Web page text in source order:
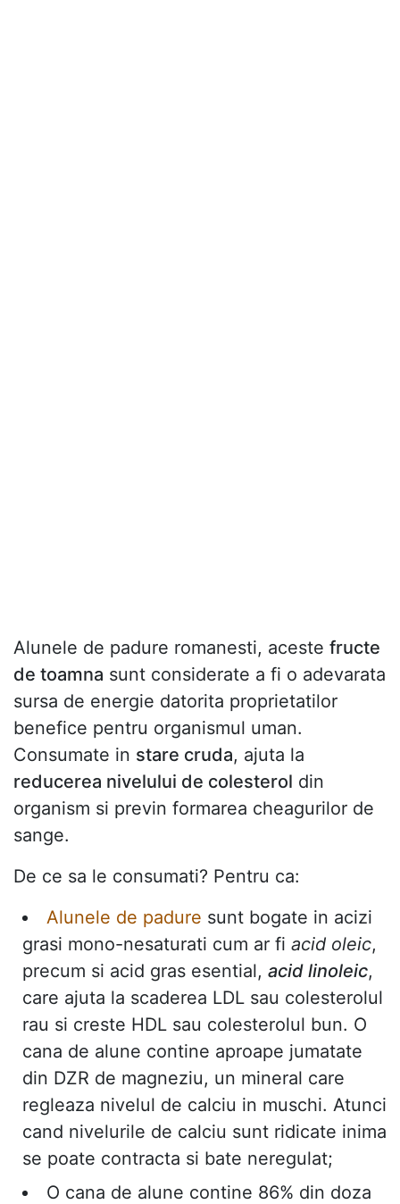
Alunele de padure romanesti, aceste fructe
de toamna sunt considerate a fi o adevarata
sursa de energie datorita proprietatilor
benefice pentru organismul uman.
Consumate in stare cruda, ajuta la
reducerea nivelului de colesterol din
organism si previn formarea cheagurilor de
sange.
De ce sa le consumati? Pentru ca:
Alunele de padure sunt bogate in acizi
grasi mono-nesaturati cum ar fi acid oleic,
precum si acid gras esential, acid linoleic,
care ajuta la scaderea LDL sau colesterolul
rau si creste HDL sau colesterolul bun. O
cana de alune contine aproape jumatate
din DZR de magneziu, un mineral care
regleaza nivelul de calciu in muschi. Atunci
cand nivelurile de calciu sunt ridicate inima
se poate contracta si bate neregulat;
O cana de alune contine 86% din doza